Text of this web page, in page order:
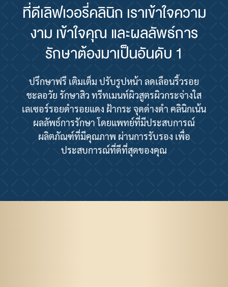
ที่ดีเลิฟเวอรี่คลินิก เราเข้าใจความ
งาม เข้าใจคุณ และผลลัพธ์การ
รักษาต้องมาเป็นอันดับ 1
ปรึกษาฟรี เติมเต็ม ปรับรูปหน้า ลดเลือนริ้วรอย
ชะลอวัย รักษาสิว ทรีทเมนท์ผิวสูตรผิวกระจ่างใส
เลเซอร์รอยดำรอยแดง ฝ้ากระ จุดด่างดำ คลินิกเน้น
ผลลัพธ์การรักษา โดยแพทย์ที่มีประสบการณ์
ผลิตภัณฑ์ที่มีคุณภาพ ผ่านการรับรอง เพื่อ
ประสบการณ์ที่ดีที่สุดของคุณ